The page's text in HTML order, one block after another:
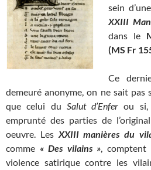
sein
XXIII
dans le
(MS Fr
Ce
demeuré anonyme, on ne sait pas
que celui du Salut d’Enfer ou
emprunté des parties de
oeuvre. Les XXIII manières du
comme « Des vilains », comptent
violence satirique contre les